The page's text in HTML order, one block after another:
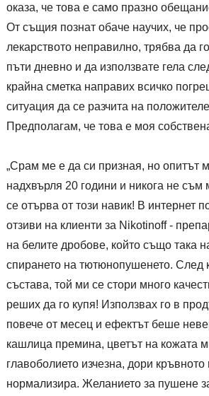
оказа, че това е само празно
От същия познат обаче научих, че
лекарството неправилно, трябва да
пъти дневно и да използвате гела
крайна сметка направих всичко
ситуация да се разчита на
Предполагам, че това е моя
„Срам ме е да си призная, но опитът
надхвърля 20 години и никога не съм
се отърва от този навик! В интернет
отзиви на клиенти за Nikotinoff -
на белите дробове, който също така
спирането на тютюнопушенето. След
състава, той ми се стори много
реших да го купя! Използвах го в
повече от месец и ефектът беше
кашлица премина, цветът на кожата
главоболието изчезна, дори
нормализира. Желанието за пушене